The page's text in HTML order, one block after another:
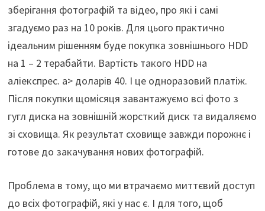
зберігання фотографій та відео, про які і самі
згадуємо раз на 10 років. Для цього практично
ідеальним рішенням буде покупка зовнішнього HDD
на 1 – 2 терабайти. Вартість такого HDD на
аліекспрес. a> доларів 40. І це одноразовий платіж.
Після покупки щомісяця завантажуємо всі фото з
гугл диска на зовнішній жорсткий диск та видаляємо
зі сховища. Як результат сховище завжди порожнє і
готове до закачування нових фотографій.
Проблема в тому, що ми втрачаємо миттєвий доступ
до всіх фотографій, які у нас є. І для того, щоб